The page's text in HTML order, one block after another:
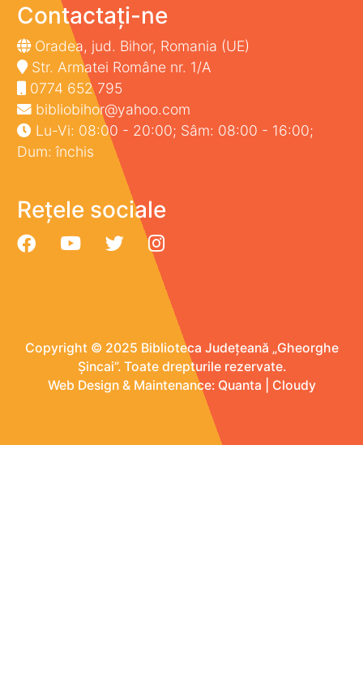
Contactați-ne
Oradea, jud. Bihor, Romania (UE)
Str. Armatei Române nr. 1/A
0774 652 795
bibliobihor@yahoo.com
Lu-Vi: 08:00 - 20:00; Sâm: 08:00 - 16:00;
Dum: închis
Rețele sociale
Copyright © 2025 Biblioteca Județeană „Gheorghe
Șincai”. Toate drepturile rezervate.
Web Design & Maintenance: Quanta Cloudy